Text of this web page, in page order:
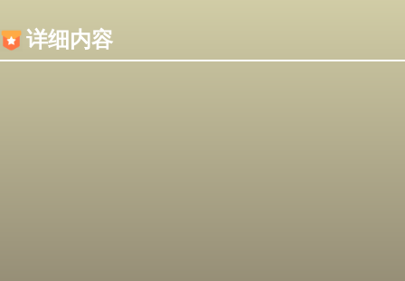
详细内容